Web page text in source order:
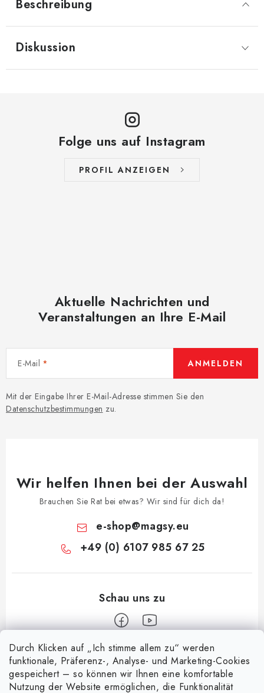
Durch Klicken auf „Ich stimme allem zu“ werden
funktionale, Präferenz-, Analyse- und Marketing-Cookies
gespeichert – so können wir Ihnen eine komfortable
Nutzung der Website ermöglichen, die Funktionalität
Beschreibung
Diskussion
Folge uns auf Instagram
PROFIL ANZEIGEN
Aktuelle Nachrichten und
Veranstaltungen an Ihre E-Mail
E-Mail
Mit der Eingabe Ihrer E-Mail-Adresse stimmen Sie den
Datenschutzbestimmungen zu.
ANMELDEN
Wir helfen Ihnen bei der Auswahl
Brauchen Sie Rat bei etwas? Wir sind für dich da!
e-shop@magsy.eu
+49 (0) 6107 985 67 25
Informace pro vás